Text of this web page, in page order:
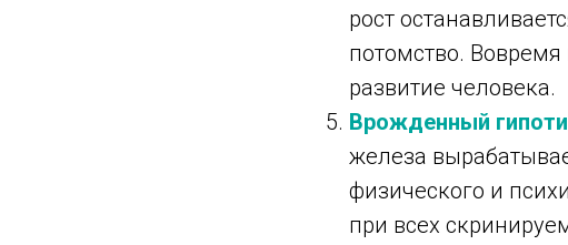
рост
потомство.
развитие человека.
Врожденный
железа
физического и
при всех